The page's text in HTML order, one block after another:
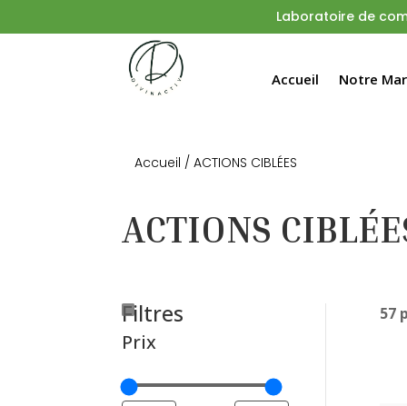
Laboratoirede
Accueil Notre
Accueil / ACTIONS CIBLÉES
ACTIONS
Filtres
Prix
57